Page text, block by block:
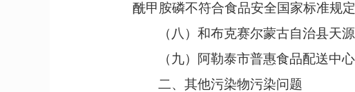
酰甲胺磷不符合食品安全国家标准规定
（八）和布克赛尔蒙古自治县天
（九） 阿勒泰市普惠食品配送中心
二、其他污染物污染问题